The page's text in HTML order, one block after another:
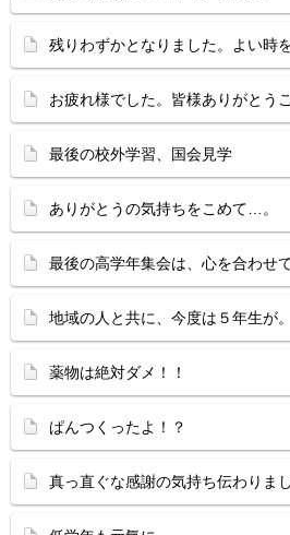
残りわずかとなりました。よい時を
お疲れ様でした。皆様ありがとう
最後の校外学習、国会見学
ありがとうの気持ちをこめて…。
最後の高学年集会は、心を合わせ
地域の人と共に、今度は５年生が。
薬物は絶対ダメ！！
ぱんつくったよ！？
真っ直ぐな感謝の気持ち伝わりま